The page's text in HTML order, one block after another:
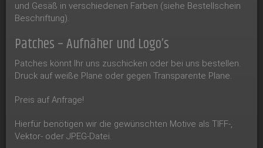
und Gesäß in verschiedenen Farben (siehe Bestellschein
Beschriftung).
Patches – Aufnäher und Logo’s
Patches könnt Ihr uns zuschicken oder bei uns bestellen.
Druck auf weiße Plane oder gegen Transparente Plane.
Preis auf Anfrage!
Hierfür benötigen wir die gewünschten Motive als TIFF-,
Vektor- oder JPEG-Datei.